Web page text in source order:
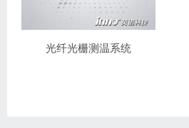
光纤光栅测温系统